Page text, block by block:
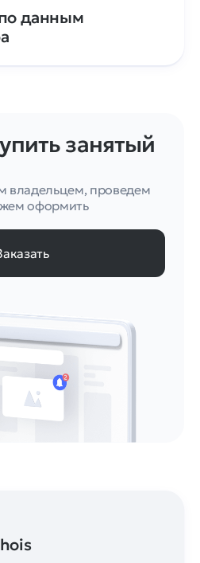
данным
занятый
владельцем, проведем
оформить